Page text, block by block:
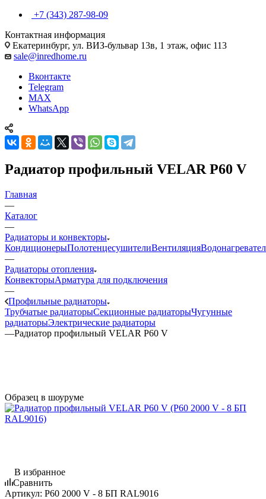
+7 (343) 287-98-09
Контактная информация
Екатеринбург, ул. ВИЗ-бульвар 13в, 1 этаж, офис 113
sale@inredhome.ru
Вконтакте
Telegram
MAX
WhatsApp
Радиатор профильный VELAR P60 V
Главная
—
Каталог
—
Радиаторы и конвекторы
КондиционерыПолотенцесушителиВентиляция
—
Радиаторы отопления
КонвекторыАрматура для подключения
—
Профильные радиаторы
Трубчатые радиаторыСекционные радиаторыЧугунные
радиаторыЭлектрические радиаторы
—Радиатор профильный VELAR P60 V
Образец в шоуруме
В избранное
Сравнить
Артикул: P60 2000 V - 8 БП RAL9016